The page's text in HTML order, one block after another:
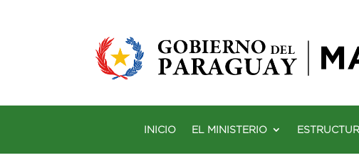
INICIO EL MINISTERIO